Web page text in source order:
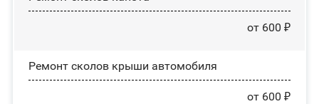
от 600 ₽
Ремонт сколов крыши автомобиля
от 600 ₽